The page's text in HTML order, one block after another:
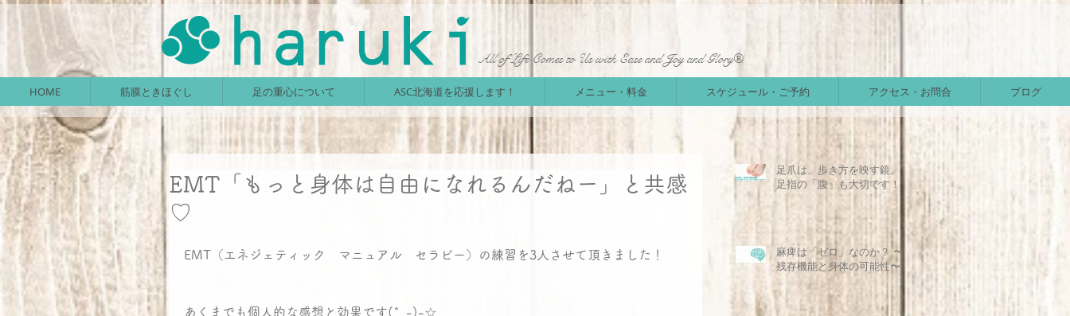
All of Life Comes to Us with Ease and Joy and Glory®
HOME 筋膜ときほぐし 足の重心について ASC北海道を応援します！ メニュー・料金 スケジュール・ご予約 アクセス・お問合 ブログ
EMT「もっと身体は自由になれるんだねー」と共感
♡
EMT（エネジェティック　マニュアル　セラピー）の練習を3人させて頂きました！
あくまでも個人的な感想と効果です(^_-)-☆
足爪は、歩き方を映す鏡。
足指の「腹」も大切です！
麻痺は「ゼロ」なのか？ 〜
残存機能と身体の可能性〜